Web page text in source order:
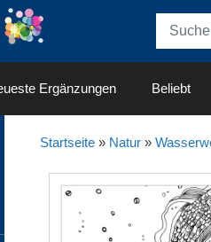
Ergänzungen Beliebt
Startseite» Natur»